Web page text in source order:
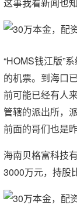
“HOMS钱江版”
的机票。到海口
前可能已经有人
管辖的派出所，
前面的哥们也是
海南贝格富科技
3000万元，持股